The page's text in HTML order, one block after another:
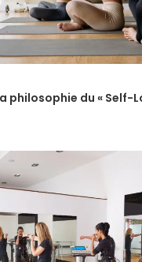
philosophie du « Self-